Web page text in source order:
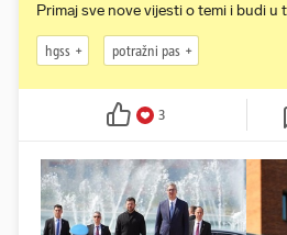
Primaj sve nove vijesti o temi i budi u
hgss potražni pas
3